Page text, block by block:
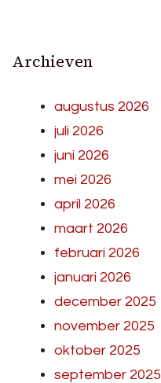
Archieven
augustus 2026
juli 2026
juni 2026
mei 2026
april 2026
maart 2026
februari 2026
januari 2026
december 2025
november 2025
oktober 2025
september 2025